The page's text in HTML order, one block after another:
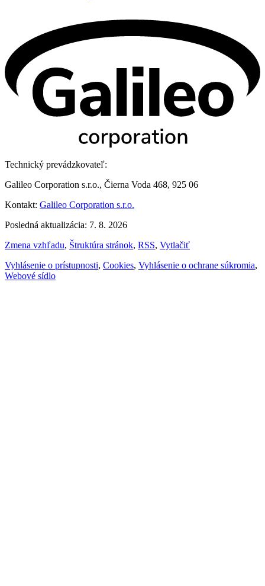
Technický prevádzkovateľ:
Galileo Corporation s.r.o., Čierna Voda 468, 925 06
Kontakt: Galileo Corporation s.r.o.
Posledná aktualizácia: 7. 8. 2026
Zmena vzhľadu, Štruktúra stránok, RSS, Vytlačiť
Vyhlásenie o prístupnosti, Cookies, Vyhlásenie o ochrane súkromia,
Webové sídlo